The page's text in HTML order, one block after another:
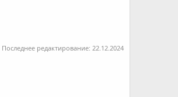
Последнее редактирование: 22.12.2024